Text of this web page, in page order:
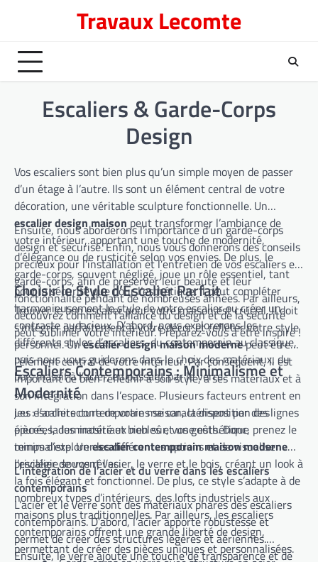
Travaux Lecomte
Escaliers & Garde-Corps
Design
Vos escaliers sont bien plus qu’un simple moyen de passer
d’un étage à l’autre. Ils sont un élément central de votre
décoration, une véritable sculpture fonctionnelle. Un
escalier design maison
votre intérieur, apportant une touche de modernité,
d’élégance ou de rusticité selon vos envies. De plus, le
garde-corps, souvent négligé, joue un rôle essentiel, tant
pour la sécurité que pour l’esthétique. Il peut compléter
harmonieusement le style de votre escalier ou créer un
contraste audacieux. D’abord, nous explorerons les
différents styles d’escaliers, du contemporain au classique,
puis nous vous guiderons dans le choix des matériaux, du
bois massif à l’acier, en passant par le verre.
Ensuite, nous aborderons l’importance d’un garde-corps
design et sécurisé. Enfin, nous vous donnerons des conseils
précieux pour l’installation et l’entretien de vos escaliers et
garde-corps, afin de préserver leur beauté et leur
fonctionnalité pendant de nombreuses années. Par ailleurs,
découvrez comment l’alliance du design et de la sécurité
peut sublimer votre intérieur. Préparez-vous à être inspiré !
Choisir le Style d’Escalier Parfait
Trouver le bon escalier pour votre maison est crucial. Il doit
s’intégrer parfaitement à votre décor et refléter votre style
personnel. Unescalier design maison modernepeut être
l’élément central de votre intérieur. Par conséquent, il est
important de bien réfléchir à son style, à ses matériaux et à
son intégration dans l’espace. Plusieurs facteurs entrent en
jeu : l’architecture de votre maison, la disposition des
pièces, la luminosité et bien sûr, vos goûts. Donc, prenez le
temps d’explorer les différentes options et de visualiser
l’escalier de vos rêves.
Escaliers Contemporains : Minimalisme et
Modernité
Les escaliers contemporains se caractérisent par des lignes
épurées, des matériaux nobles et une esthétique
minimaliste. Unescalier contemporain maison moderne
privilégie souvent l’acier, le verre et le bois, créant un look à
la fois élégant et fonctionnel. De plus, ce style s’adapte à de
nombreux types d’intérieurs, des lofts industriels aux
maisons plus traditionnelles. Par ailleurs, les escaliers
contemporains offrent une grande liberté de design,
permettant de créer des pièces uniques et personnalisées.
L’intégration de l’acier et du verre dans les escaliers
contemporains
L’acier et le verre sont des matériaux phares des escaliers
contemporains. D’abord, l’acier apporte robustesse et
permet de créer des structures légères et aériennes.
Ensuite, le verre ajoute une touche de transparence et de